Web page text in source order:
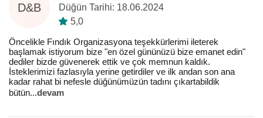
D&B
Düğün Tarihi: 18.06.2024
5,0
Öncelikle Fındık Organizasyona teşekkürlerimi ileterek
başlamak istiyorum bize "en özel gününüzü bize emanet edin"
dediler bizde güvenerek ettik ve çok memnun kaldık.
İsteklerimizi fazlasıyla yerine getirdiler ve ilk andan son ana
kadar rahat bi nefesle düğünümüzün tadını çıkartabildik
bütün...devam